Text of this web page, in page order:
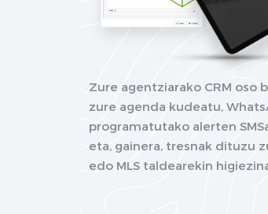
Zure agentziarako CRM oso
zure agenda kudeatu,
programatutako alerten
eta, gainera, tresnak dituzu
edo MLS taldearekin